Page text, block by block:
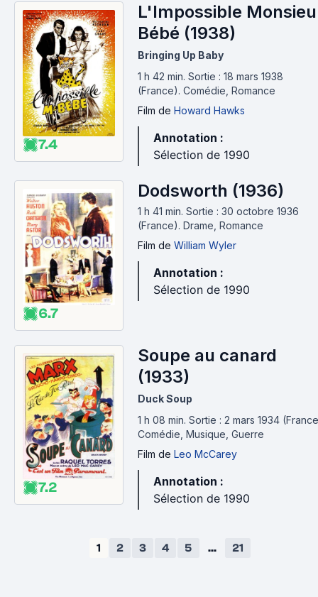
7.4
L'Impossible
Bébé (1938)
Bringing Up Baby
1 h 42 min. Sortie : 18 mars 1938
(France). Comédie, Romance
Film de Howard Hawks
Annotation :
Sélection de 1990
6.7
Dodsworth (1936)
1 h 41 min. Sortie : 30 octobre 1936
(France). Drame, Romance
Film de William Wyler
Annotation :
Sélection de 1990
7.2
Soupe au canard
(1933)
Duck Soup
1 h 08 min. Sortie : 2 mars 1934
Comédie, Musique, Guerre
Film de Leo McCarey
Annotation :
Sélection de 1990
1 2 3 4 5 ... 21